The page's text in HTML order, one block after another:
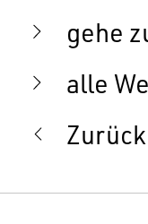
gehe
alle
Zurück